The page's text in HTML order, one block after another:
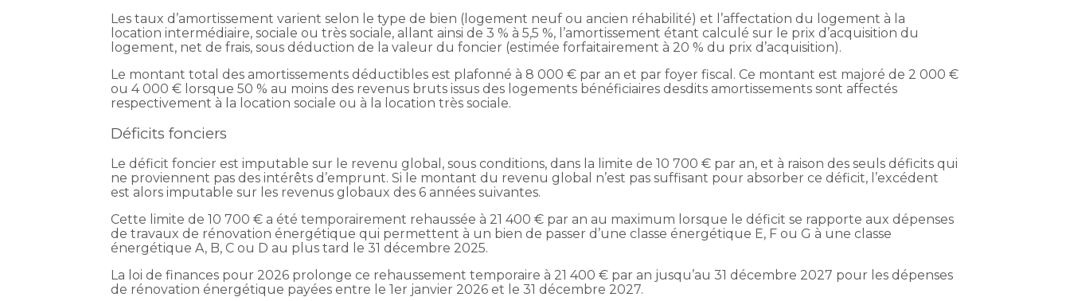
Les taux d’amortissement varient selon le type de bien (logement neuf ou ancien réhabilité) et l’affectation du logement à la
location intermédiaire, sociale ou très sociale, allant ainsi de 3 % à 5,5 %, l’amortissement étant calculé sur le prix d’acquisition du
logement, net de frais, sous déduction de la valeur du foncier (estimée forfaitairement à 20 % du prix d’acquisition).
Le montant total des amortissements déductibles est plafonné à 8 000 € par an et par foyer fiscal. Ce montant est majoré de 2 000 €
ou 4 000 € lorsque 50 % au moins des revenus bruts issus des logements bénéficiaires desdits amortissements sont affectés
respectivement à la location sociale ou à la location très sociale.
Déficits fonciers
Le déficit foncier est imputable sur le revenu global, sous conditions, dans la limite de 10 700 € par an, et à raison des seuls déficits qui
ne proviennent pas des intérêts d’emprunt. Si le montant du revenu global n’est pas suffisant pour absorber ce déficit, l’excédent
est alors imputable sur les revenus globaux des 6 années suivantes.
Cette limite de 10 700 € a été temporairement rehaussée à 21 400 € par an au maximum lorsque le déficit se rapporte aux dépenses
de travaux de rénovation énergétique qui permettent à un bien de passer d’une classe énergétique E, F ou G à une classe
énergétique A, B, C ou D au plus tard le 31 décembre 2025.
La loi de finances pour 2026 prolonge ce rehaussement temporaire à 21 400 € par an jusqu’au 31 décembre 2027 pour les dépenses
de rénovation énergétique payées entre le 1er janvier 2026 et le 31 décembre 2027.